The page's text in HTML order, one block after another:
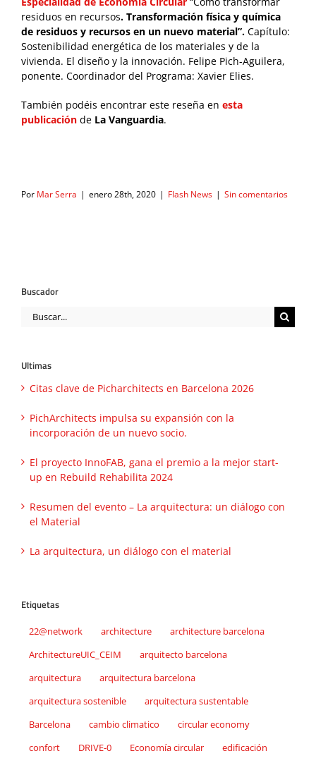
residuos en recursos. Transformación física y química
de residuos y recursos en un nuevo material”. Capítulo:
Sostenibilidad energética de los materiales y de la
vivienda. El diseño y la innovación. Felipe Pich-Aguilera,
ponente. Coordinador del Programa: Xavier Elies.
También podéis encontrar este reseña en esta
publicación de La Vanguardia.
Por Mar Serra | enero 28th, 2020 | Flash News | Sin comentarios
Buscador
Buscar:
Ultimas
Citas clave de Picharchitects en Barcelona 2026
PichArchitects impulsa su expansión con la
incorporación de un nuevo socio.
El proyecto InnoFAB, gana el premio a la mejor start-
up en Rebuild Rehabilita 2024
Resumen del evento – La arquitectura: un diálogo con
el Material
La arquitectura, un diálogo con el material
Etiquetas
22@network architecture
architecture barcelona
ArchitectureUIC_CEIM
arquitecto barcelona
arquitectura
arquitectura barcelona
arquitectura sostenible
arquitectura sustentable
Barcelona
cambio climatico
circular economy
confort
DRIVE-0 Economía circular
edificación